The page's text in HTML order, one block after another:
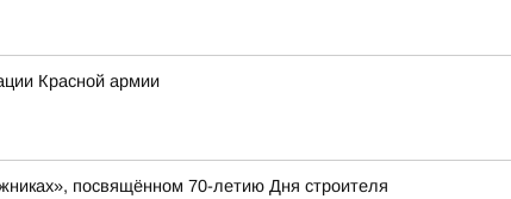
Красной армии
посвящённом 70-летию Дня строителя